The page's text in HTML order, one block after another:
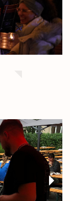
Next